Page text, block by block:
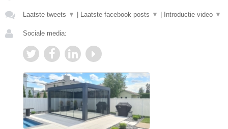
Laatste tweets ▼ Laatste facebook posts ▼ Introductie video ▼
Sociale media: